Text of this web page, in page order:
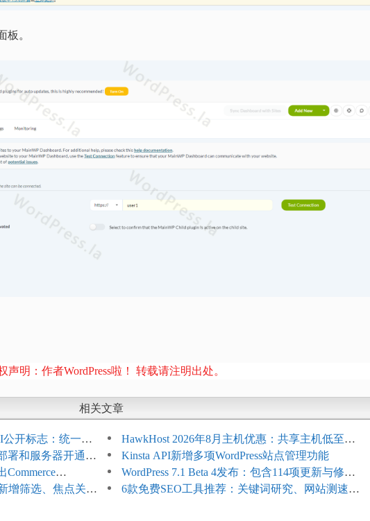
板。
声明：作者WordPress啦！ 转载请注明出处。
相关文章
公开标志：统一支
HawkHost 2026年8月主机优惠：共享主机低至
$2.61/月，高性能主机同步折扣
署和服务器开通更
Kinsta API新增多项WordPress站点管理功能
Commerce
前台体验并扩展电
WordPress 7.1 Beta 4发布：包含114项更新与修
复，仅建议在测试环境体验
增筛选、焦点关键
6款免费SEO工具推荐：关键词研究、网站测速与